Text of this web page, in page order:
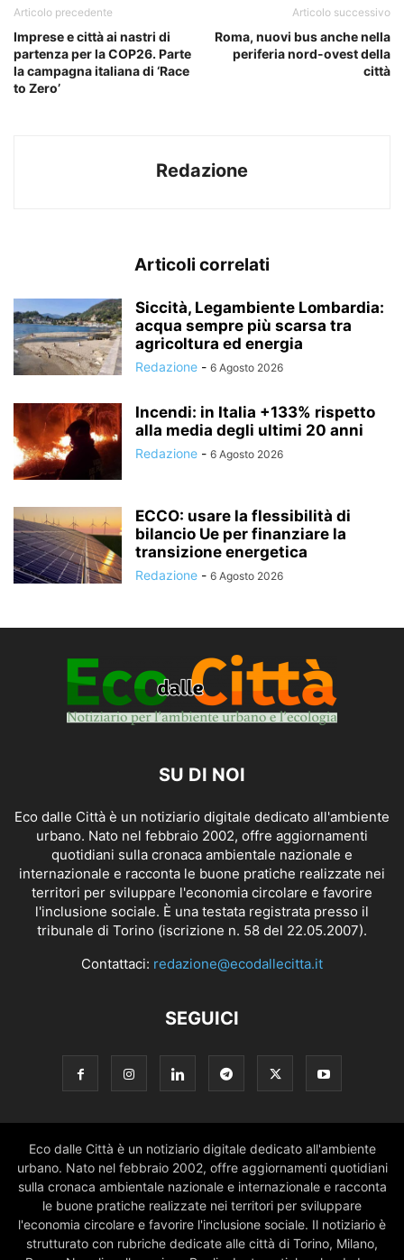
Articolo precedente
Imprese e città ai nastri di
partenza per la COP26. Parte
la campagna italiana di ‘Race
to Zero’
Articolo successivo
Roma, nuovi bus anche nella
periferia nord-ovest della
città
Redazione
Articoli correlati
Siccità, Legambiente Lombardia:
acqua sempre più scarsa tra
agricoltura ed energia
Redazione - 6 Agosto 2026
Incendi: in Italia +133% rispetto
alla media degli ultimi 20 anni
Redazione - 6 Agosto 2026
ECCO: usare la flessibilità di
bilancio Ue per finanziare la
transizione energetica
Redazione - 6 Agosto 2026
SU DI NOI
Eco dalle Città è un notiziario digitale dedicato all'ambiente
urbano. Nato nel febbraio 2002, offre aggiornamenti
quotidiani sulla cronaca ambientale nazionale e
internazionale e racconta le buone pratiche realizzate nei
territori per sviluppare l'economia circolare e favorire
l'inclusione sociale. È una testata registrata presso il
tribunale di Torino (iscrizione n. 58 del 22.05.2007).
Contattaci: redazione@ecodallecitta.it
SEGUICI
Eco dalle Città è un notiziario digitale dedicato all'ambiente
urbano. Nato nel febbraio 2002, offre aggiornamenti quotidiani
sulla cronaca ambientale nazionale e internazionale e racconta
le buone pratiche realizzate nei territori per sviluppare
l'economia circolare e favorire l'inclusione sociale. Il notiziario è
strutturato con rubriche dedicate alle città di Torino, Milano,